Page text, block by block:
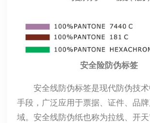
安全险防伪标签
安全线防伪标签是现代防伪技
手段，广泛应用于票据、证件、品
域。安全线防伪纸也称为拉线、开